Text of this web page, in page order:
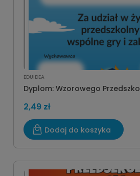
EDUIDEA
Dyplom: Wzorowego
2,49 zł
Dodaj do koszyka